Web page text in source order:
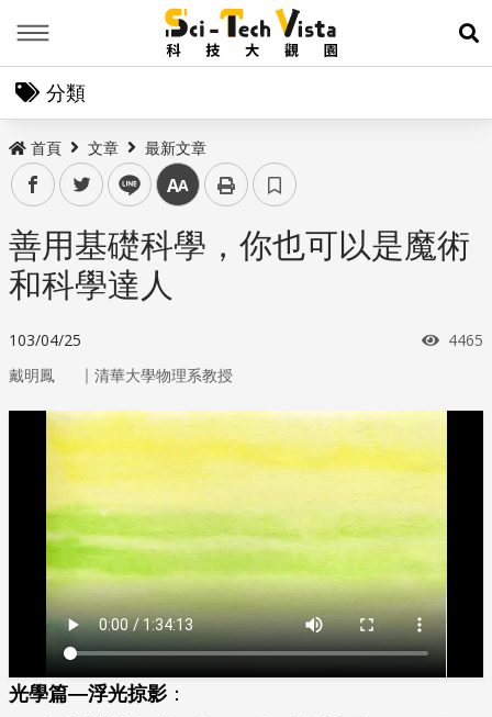
展
分類
首頁 文章 最新文章
facebooktwitter line 中
善用基礎科學，你也可以是魔術
和科學達人
103/04/25 瀏覽
4465
戴明鳳 ｜ 清華大學物理系教授
光學篇—浮光掠影 ：